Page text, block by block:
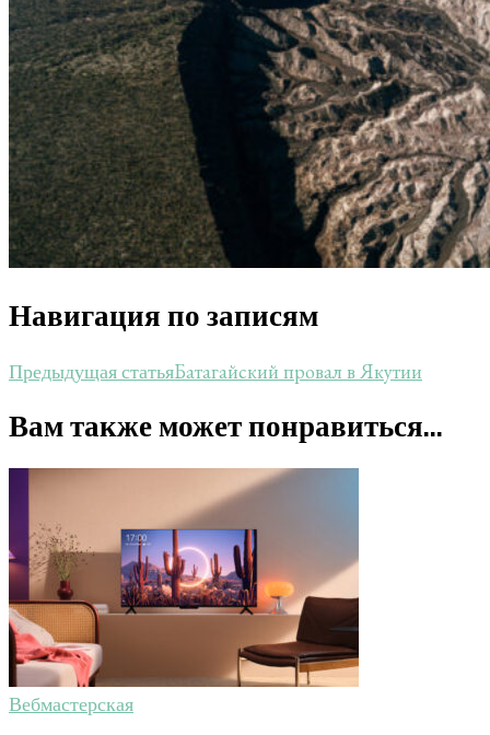
Навигация по записям
Предыдущая статьяБатагайский провал в Якутии
Вам также может понравиться...
Вебмастерская